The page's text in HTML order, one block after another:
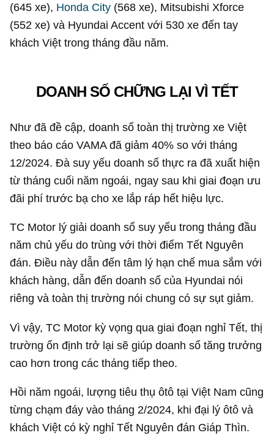
(645 xe), Honda City (568 xe), Mitsubishi Xforce
(552 xe) và Hyundai Accent với 530 xe đến tay
khách Việt trong tháng đầu năm.
DOANH SỐ CHỮNG LẠI VÌ TẾT
Như đã đề cập, doanh số toàn thị trường xe Việt
theo báo cáo VAMA đã giảm 40% so với tháng
12/2024. Đà suy yếu doanh số thực ra đã xuất hiện
từ tháng cuối năm ngoái, ngay sau khi giai đoạn ưu
đãi phí trước bạ cho xe lắp ráp hết hiệu lực.
TC Motor lý giải doanh số suy yếu trong tháng đầu
năm chủ yếu do trùng với thời điểm Tết Nguyên
đán. Điều này dẫn đến tâm lý hạn chế mua sắm với
khách hàng, dẫn đến doanh số của Hyundai nói
riêng và toàn thị trường nói chung có sự sụt giảm.
Vì vậy, TC Motor kỳ vọng qua giai đoạn nghỉ Tết, thị
trường ổn định trở lại sẽ giúp doanh số tăng trưởng
cao hơn trong các tháng tiếp theo.
Hồi năm ngoái, lượng tiêu thụ ôtô tại Việt Nam cũng
từng chạm đáy vào tháng 2/2024, khi đại lý ôtô và
khách Việt có kỳ nghỉ Tết Nguyên đán Giáp Thìn.